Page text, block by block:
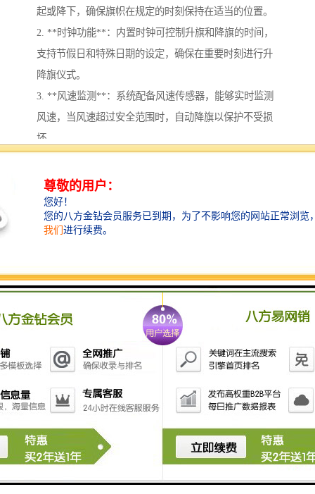
起或降下，确保旗帜在规定的时刻保持在适当的位置。
2. **时钟功能**：内置时钟可控制升旗和降旗的时间，
支持节假日和特殊日期的设定，确保在重要时刻进行升
降旗仪式。
3. **风速监测**：系统配备风速传感器，能够实时监测
风速，当风速超过安全范围时，自动降旗以保护不受损
坏。
控制升旗和降旗，方便在特殊情况下进行灵活操作。
5. **故障自检**：系统具备自我诊断功能，能够检测机
械部件的故障并及时发出警报。
7. **防水防尘设计**：系统设计符合户外使用要求，具
备良好的防水防尘功能，确保设备在气候条件下正常工
作。
8. **多种模式选择**：用户可以根据场合需求选择不同
的升降旗模式，例如定时模式、手动模式或感应模式
等。
通过以上功能，自动升旗控制系统能够提供便利、且安
全的升降旗服务，适用于学校、广场、政府机构等场
所。